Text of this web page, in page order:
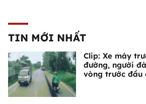
TIN MỚI NHẤT
Clip: Xe máy
đường, người
vòng trước đầu